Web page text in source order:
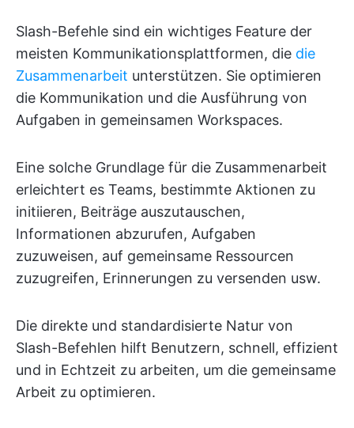
Slash-Befehle sind ein wichtiges Feature der
meisten Kommunikationsplattformen, die die
Zusammenarbeit unterstützen. Sie optimieren
die Kommunikation und die Ausführung von
Aufgaben in gemeinsamen Workspaces.
Eine solche Grundlage für die Zusammenarbeit
erleichtert es Teams, bestimmte Aktionen zu
initiieren, Beiträge auszutauschen,
Informationen abzurufen, Aufgaben
zuzuweisen, auf gemeinsame Ressourcen
zuzugreifen, Erinnerungen zu versenden usw.
Die direkte und standardisierte Natur von
Slash-Befehlen hilft Benutzern, schnell, effizient
und in Echtzeit zu arbeiten, um die gemeinsame
Arbeit zu optimieren.